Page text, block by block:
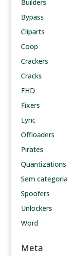
Builders
Bypass
Cliparts
Coop
Crackers
Cracks
FHD
Fixers
Lync
Offloaders
Pirates
Quantizations
Sem categoria
Spoofers
Unlockers
Word
Meta